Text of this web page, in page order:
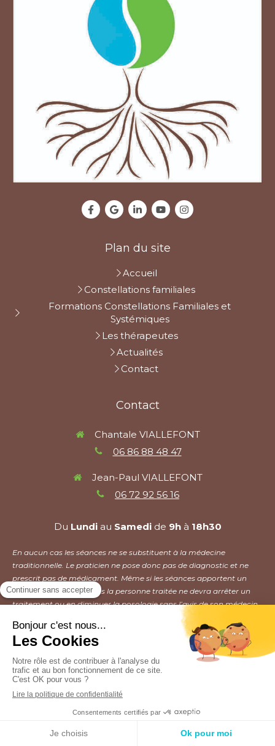
Plan du site
Accueil
Constellations familiales
Formations Constellations Familiales et
Systémiques
Les thérapeutes
Actualités
Contact
Contact
Chantale VIALLEFONT
06 86 88 48 47
Jean-Paul VIALLEFONT
06 72 92 56 16
Du Lundiau Samedide 9hà 18h30
En aucun cas les séances ne se substituent à la médecine
traditionnelle. Le praticien ne pose donc pas de diagnostic et ne
prescrit pas de médicament. Même si les séances apportent un
mieux être, en aucun cas la personne traitée ne devra arrêter un
traitement ou en diminuer la posologie sans l’avis de son médecin.
Mentions légales
Création et référencement du site par Simplébo
Site partenaire de